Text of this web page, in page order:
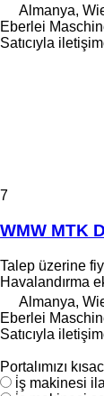
Almanya,
Eberlei
Satıcıyla
7
WMW MTK
Talep üzerine
Havalandırma
Almanya,
Eberlei
Satıcıyla
Portalımızı
i̇ş makinesi